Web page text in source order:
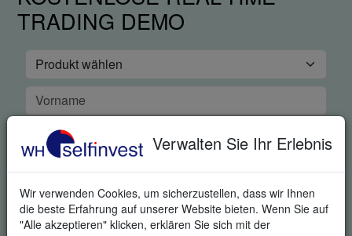
Verwalten Sie Ihr Erlebnis
Wir verwenden Cookies, um sicherzustellen, dass wir Ihnen
die beste Erfahrung auf unserer Website bieten. Wenn Sie auf
"Alle akzeptieren" klicken, erklären Sie sich mit der
TRADING DEMO